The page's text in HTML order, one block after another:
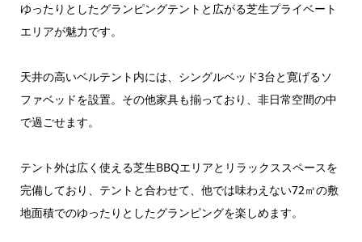
ゆったりとしたグランピングテントと広がる芝生プライベート
エリアが魅力です。
天井の高いベルテント内には、シングルベッド3台と寛げるソ
ファベッドを設置。その他家具も揃っており、非日常空間の中
で過ごせます。
テント外は広く使える芝生BBQエリアとリラックススペースを
完備しており、テントと合わせて、他では味わえない72㎡の敷
地面積でのゆったりとしたグランピングを楽しめます。